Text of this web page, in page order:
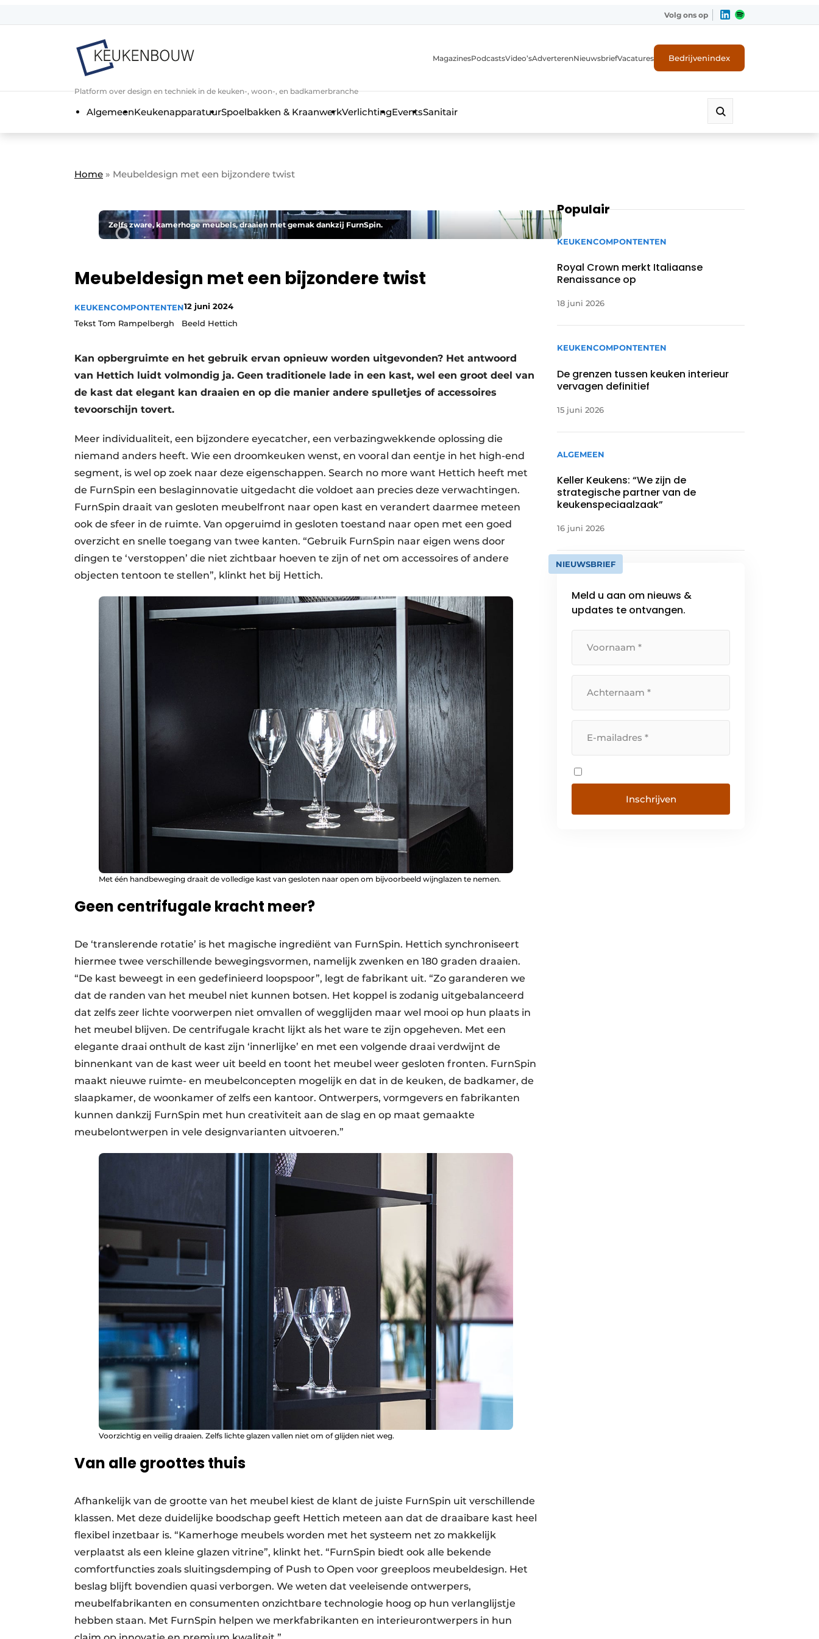
Algemene voorwaarden
Keukenbouw | Platform over design en techniek in de keuken-, woon-, en badkamerbranche
Nieuwsbrief
Vacature aanmelden
Video’s
Volg ons op
Platform over design en techniek in de keuken-, woon-, en badkamerbranche
MagazinesPodcastsVideo’sAdverterenNieuwsbriefVacatures Bedrijvenindex
AlgemeenKeukenapparatuurSpoelbakken & KraanwerkVerlichtingEventsSanitair
Home » Meubeldesign met een bijzondere twist
Zelfs zware, kamerhoge meubels, draaien met gemak dankzij FurnSpin.
Meubeldesign met een bijzondere twist
KEUKENCOMPONTENTEN12 juni 2024
Tekst Tom Rampelbergh Beeld Hettich
Kan opbergruimte en het gebruik ervan opnieuw worden uitgevonden? Het antwoord
van Hettich luidt volmondig ja. Geen traditionele lade in een kast, wel een groot deel van
de kast dat elegant kan draaien en op die manier andere spulletjes of accessoires
tevoorschijn tovert.
Meer individualiteit, een bijzondere eyecatcher, een verbazingwekkende oplossing die
niemand anders heeft. Wie een droomkeuken wenst, en vooral dan eentje in het high-end
segment, is wel op zoek naar deze eigenschappen. Search no more want Hettich heeft met
de FurnSpin een beslaginnovatie uitgedacht die voldoet aan precies deze verwachtingen.
FurnSpin draait van gesloten meubelfront naar open kast en verandert daarmee meteen
ook de sfeer in de ruimte. Van opgeruimd in gesloten toestand naar open met een goed
overzicht en snelle toegang van twee kanten. “Gebruik FurnSpin naar eigen wens door
dingen te ‘verstoppen’ die niet zichtbaar hoeven te zijn of net om accessoires of andere
objecten tentoon te stellen”, klinkt het bij Hettich.
Met één handbeweging draait de volledige kast van gesloten naar open om bijvoorbeeld wijnglazen te nemen.
Geen centrifugale kracht meer?
De ‘translerende rotatie’ is het magische ingrediënt van FurnSpin. Hettich synchroniseert
hiermee twee verschillende bewegingsvormen, namelijk zwenken en 180 graden draaien.
“De kast beweegt in een gedefinieerd loopspoor”, legt de fabrikant uit. “Zo garanderen we
dat de randen van het meubel niet kunnen botsen. Het koppel is zodanig uitgebalanceerd
dat zelfs zeer lichte voorwerpen niet omvallen of wegglijden maar wel mooi op hun plaats in
het meubel blijven. De centrifugale kracht lijkt als het ware te zijn opgeheven. Met een
elegante draai onthult de kast zijn ‘innerlijke’ en met een volgende draai verdwijnt de
binnenkant van de kast weer uit beeld en toont het meubel weer gesloten fronten. FurnSpin
maakt nieuwe ruimte- en meubelconcepten mogelijk en dat in de keuken, de badkamer, de
slaapkamer, de woonkamer of zelfs een kantoor. Ontwerpers, vormgevers en fabrikanten
kunnen dankzij FurnSpin met hun creativiteit aan de slag en op maat gemaakte
meubelontwerpen in vele designvarianten uitvoeren.”
Voorzichtig en veilig draaien. Zelfs lichte glazen vallen niet om of glijden niet weg.
Van alle groottes thuis
Afhankelijk van de grootte van het meubel kiest de klant de juiste FurnSpin uit verschillende
klassen. Met deze duidelijke boodschap geeft Hettich meteen aan dat de draaibare kast heel
flexibel inzetbaar is. “Kamerhoge meubels worden met het systeem net zo makkelijk
verplaatst als een kleine glazen vitrine”, klinkt het. “FurnSpin biedt ook alle bekende
comfortfuncties zoals sluitingsdemping of Push to Open voor greeploos meubeldesign. Het
beslag blijft bovendien quasi verborgen. We weten dat veeleisende ontwerpers,
meubelfabrikanten en consumenten onzichtbare technologie hoog op hun verlanglijstje
hebben staan. Met FurnSpin helpen we merkfabrikanten en interieurontwerpers in hun
Populair
KEUKENCOMPONTENTEN
Royal Crown merkt Italiaanse
Renaissance op
18 juni 2026
KEUKENCOMPONTENTEN
De grenzen tussen keuken interieur
vervagen definitief
15 juni 2026
ALGEMEEN
Keller Keukens: “We zijn de
strategische partner van de
keukenspeciaalzaak”
16 juni 2026
NIEUWSBRIEF
Meld u aan om nieuws &
updates te ontvangen.